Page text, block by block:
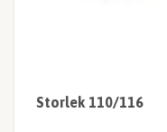
Storlek 110/116